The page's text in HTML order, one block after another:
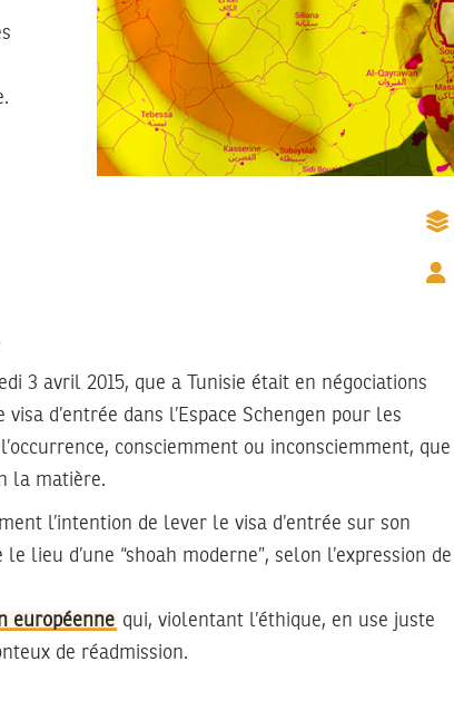
3 avril 2015, que a Tunisie était en négociations
d’entrée dans l’Espace Schengen pour les
consciemment ou inconsciemment, que
la matière.
l’intention de lever le visa d’entrée sur son
lieu d’une “shoah moderne”, selon l’expression de
européenne qui, violentant l’éthique, en use juste
de réadmission.